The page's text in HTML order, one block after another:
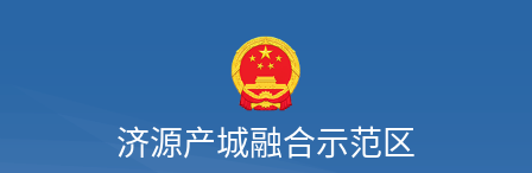
济源产城融合示范区